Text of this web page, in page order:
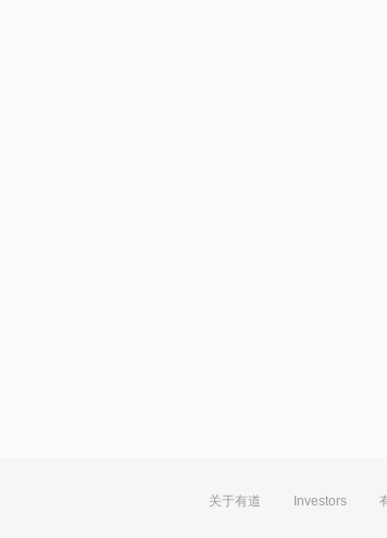
关于有道 Investors